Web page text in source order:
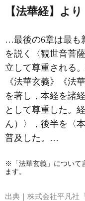
【法華経】より
…最後の6章は最も
を説く〈観世音菩
立して尊重される
《法華玄義》《法
を著し，本経を諸
として尊重した。
ん）〉，後半を〈
普及した。…
※「法華玄義」について
ます。
出典｜ 株式会社平凡社